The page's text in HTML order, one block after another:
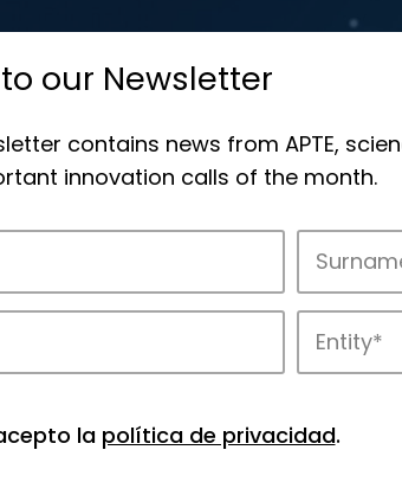
in APTE’s parks.
our Newsletter
contains news from APTE,
innovation calls of the month.
la política de privacidad.